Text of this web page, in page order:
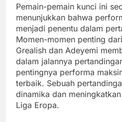
Pemain-pemain kunci ini
menunjukkan bahwa
menjadi penentu dalam
Momen-momen penting
Grealish dan Adeyemi
dalam jalannya
pentingnya performa
terbaik. Sebuah
dinamika dan
Liga Eropa.